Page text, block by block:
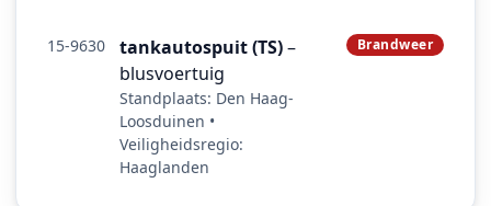
15-9630 tankautospuit (TS)–
blusvoertuig
Standplaats: Den Haag-
Loosduinen •
Veiligheidsregio:
Haaglanden
Brandweer